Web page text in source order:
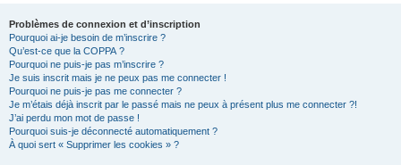
Problèmes de connexion et d’inscription
Pourquoi ai-je besoin de m’inscrire ?
Qu’est-ce que la COPPA ?
Pourquoi ne puis-je pas m’inscrire ?
Je suis inscrit mais je ne peux pas me connecter !
Pourquoi ne puis-je pas me connecter ?
Je m’étais déjà inscrit par le passé mais ne peux à présent plus me connecter ?!
J’ai perdu mon mot de passe !
Pourquoi suis-je déconnecté automatiquement ?
À quoi sert « Supprimer les cookies » ?